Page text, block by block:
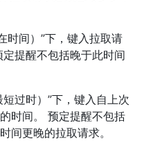
时间）”下，键入拉取请
提醒不包括晚于此时间
过时）”下，键入自上次
时间。 预定提醒不包括
间更晚的拉取请求。